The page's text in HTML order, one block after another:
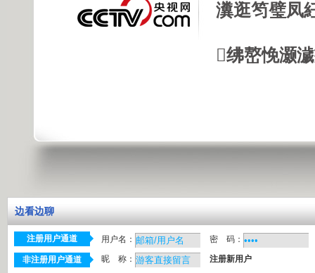
瀵逛笉璧凤
绋嶅悗灏
边看边聊
注册用户通道 用户名： 密 码：
非注册用户通道 昵 称： 注册新用户